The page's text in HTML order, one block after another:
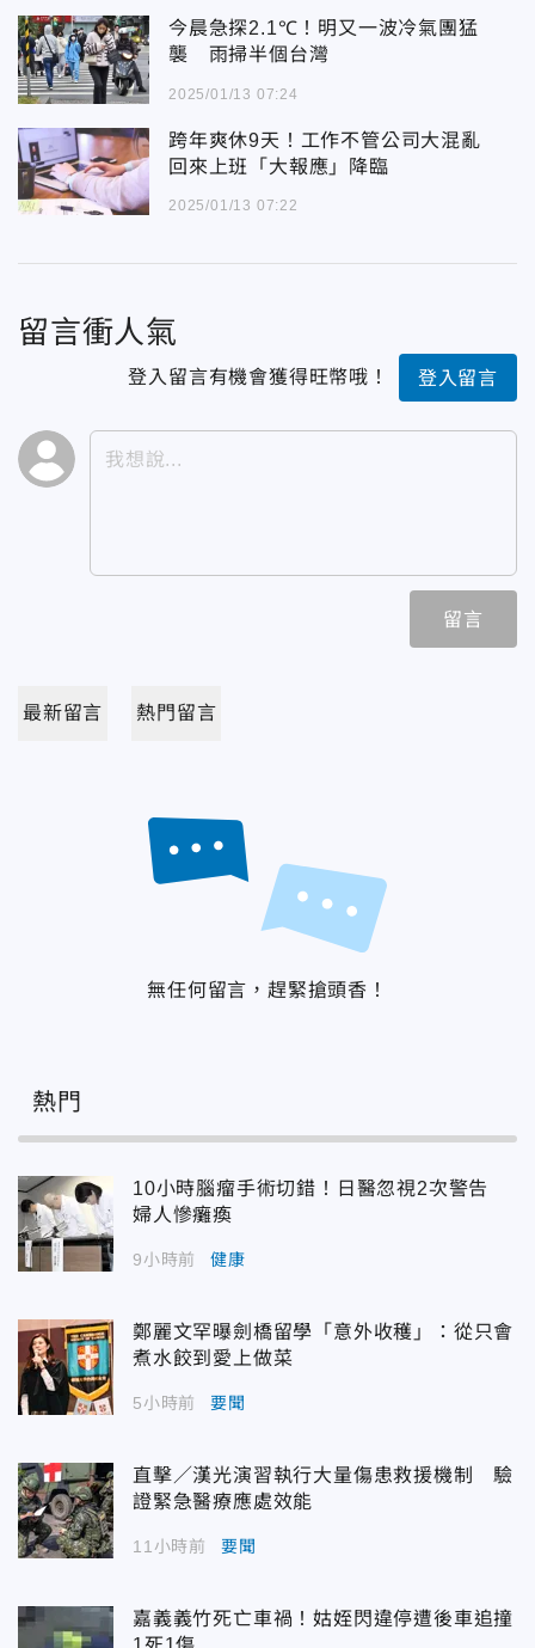
今晨急探2.1℃！明又一波冷氣團猛
襲 雨掃半個台灣
2025/01/13 07:24
跨年爽休9天！工作不管公司大混亂
回來上班「大報應」降臨
2025/01/13 07:22
留言衝人氣
登入留言有機會獲得旺幣哦！ 登入留言
留言
最新留言 熱門留言
無任何留言，趕緊搶頭香！
熱門
10小時腦瘤手術切錯！日醫忽視2次警告
婦人慘癱瘓
9小時前 健康
鄭麗文罕曝劍橋留學「意外收穫」：從只會
煮水餃到愛上做菜
5小時前 要聞
直擊／漢光演習執行大量傷患救援機制 驗
證緊急醫療應處效能
11小時前 要聞
嘉義義竹死亡車禍！姑姪閃違停遭後車追撞